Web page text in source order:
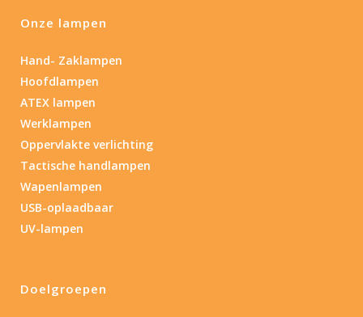
Onze lampen
Hand- Zaklampen
Hoofdlampen
ATEX lampen
Werklampen
Oppervlakte verlichting
Tactische handlampen
Wapenlampen
USB-oplaadbaar
UV-lampen
Doelgroepen